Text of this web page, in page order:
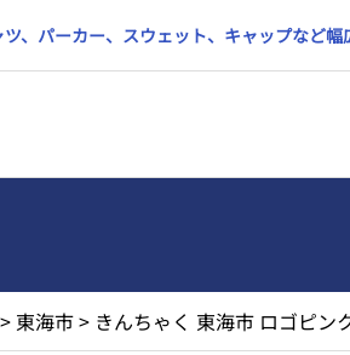
、パーカー、スウェット、キャップなど
> 東海市> きんちゃく 東海市 ロゴピン